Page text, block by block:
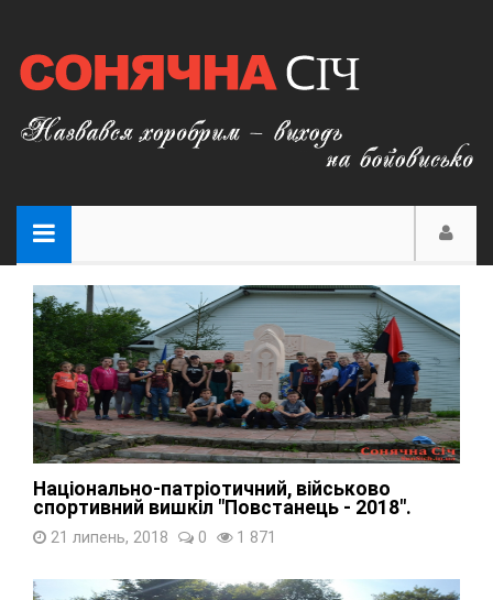
Національно-патріотичний, військово
спортивний вишкіл "Повстанець - 2018".
21 липень, 2018 0 1 871